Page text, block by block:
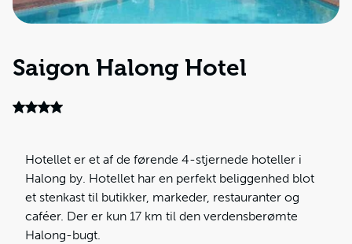
Saigon Halong Hotel
Hotellet er et af de førende 4-stjernede hoteller i
Halong by. Hotellet har en perfekt beliggenhed blot
et stenkast til butikker, markeder, restauranter og
caféer. Der er kun 17 km til den verdensberømte
Halong-bugt.